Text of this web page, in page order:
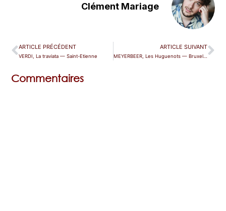
Clément Mariage
ARTICLE PRÉCÉDENT
VERDI, La traviata — Saint-Etienne
ARTICLE SUIVANT
MEYERBEER, Les Huguenots — Bruxelles (La Monnaie)
Commentaires